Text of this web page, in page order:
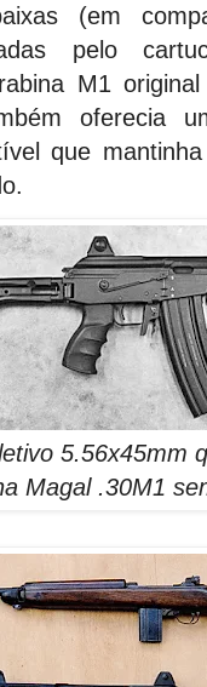
(em
pelo
M1
oferecia
que
5.56x45mm
Magal .30M1